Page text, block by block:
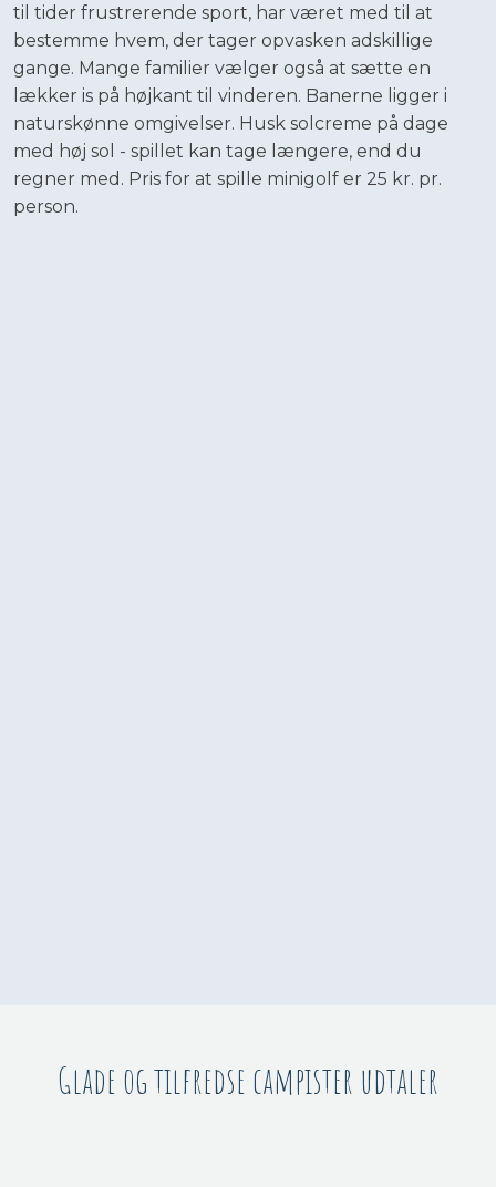
til tider frustrerende sport, har været med til at
bestemme hvem, der tager opvasken adskillige
gange. Mange familier vælger også at sætte en
lækker is på højkant til vinderen. Banerne ligger i
naturskønne omgivelser. Husk solcreme på dage
med høj sol - spillet kan tage længere, end du
regner med. Pris for at spille minigolf er 25 kr. pr.
person.​
Glade og tilfredse campister udtaler​